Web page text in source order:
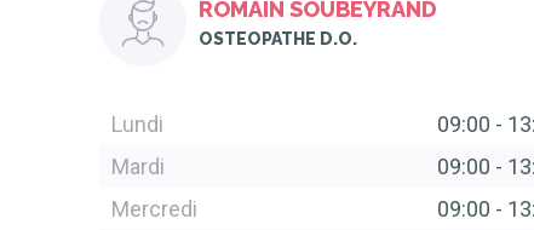
ROMAIN SOUBEYRAND
OSTEOPATHE D.O.
Lundi 09:00 -
Mardi
09:00 -
Mercredi
09:00 -